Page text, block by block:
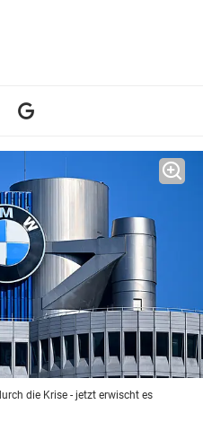
die Krise - jetzt erwischt es